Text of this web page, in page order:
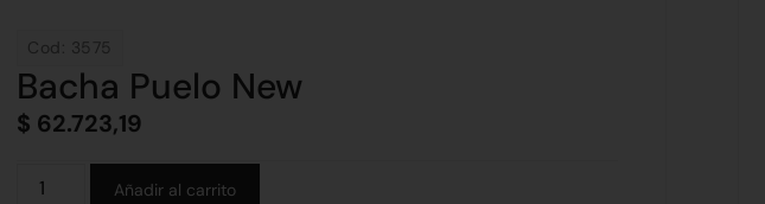
Cod: 3575
Bacha Puelo New
$ 62.723,19
Añadir al carrito